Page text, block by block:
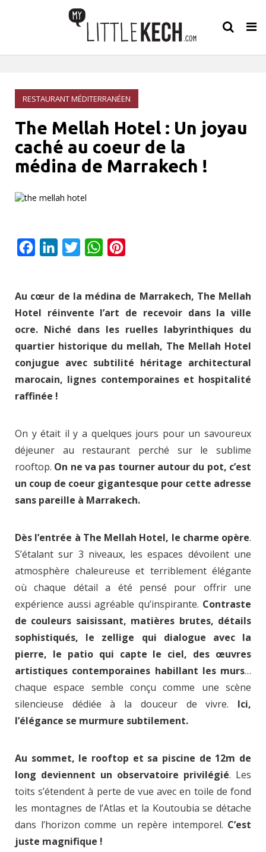
RESTAURANT MÉDITERRANÉEN
The Mellah Hotel : Un joyau
caché au coeur de la
médina de Marrakech !
FacebookLinkedInTwitterWhatsApp
Au cœur de la médina de Marrakech, The Mellah
Hotel réinvente l’art de recevoir dans la ville
ocre. Niché dans les ruelles labyrinthiques du
quartier historique du mellah, The Mellah Hotel
conjugue avec subtilité héritage architectural
marocain, lignes contemporaines et hospitalité
raffinée !
On y était il y a quelques jours pour un savoureux
déjeuner au restaurant perché sur le sublime
rooftop. On ne va pas tourner autour du pot, c’est
un coup de coeur gigantesque pour cette adresse
sans pareille à Marrakech.
Dès l’entrée à The Mellah Hotel, le charme opère.
S’étalant sur 3 niveaux, les espaces dévoilent une
atmosphère chaleureuse et terriblement élégante
où chaque détail a été pensé pour offrir une
expérience aussi agréable qu’inspirante. Contraste
de couleurs saisissant, matières brutes, détails
sophistiqués, le zellige qui dialogue avec la
pierre, le patio qui capte le ciel, des œuvres
artistiques contemporaines habillant les murs…
chaque espace semble conçu comme une scène
silencieuse dédiée à la douceur de vivre. Ici,
l’élégance se murmure subtilement.
Au sommet, le rooftop et sa piscine de 12m de
long deviennent un observatoire privilégié. Les
toits s’étendent à perte de vue avec en toile de fond
les montagnes de l’Atlas et la Koutoubia se détache
dans l’horizon comme un repère intemporel. C’est
juste magnifique !